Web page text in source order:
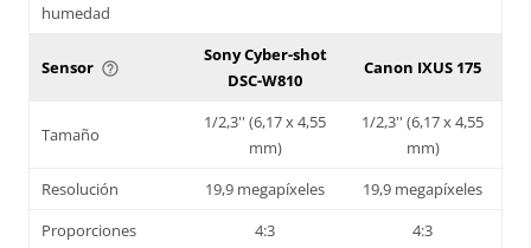
humedad
Sensor help_outline
Sony Cyber-shot
DSC-W810
Canon IXUS 175
Tamaño
1/2,3'' (6,17 x 4,55
mm)
1/2,3'' (6,17 x 4,55
mm)
Resolución
19,9 megapíxeles
19,9 megapíxeles
Proporciones
4:3 4:3